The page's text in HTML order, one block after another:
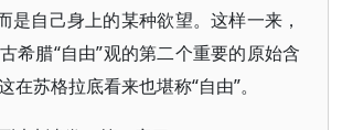
是自己身上的某种欲望。这样一来，
希腊“自由”观的第二个重要的原始含
在苏格拉底看来也堪称“自由”。